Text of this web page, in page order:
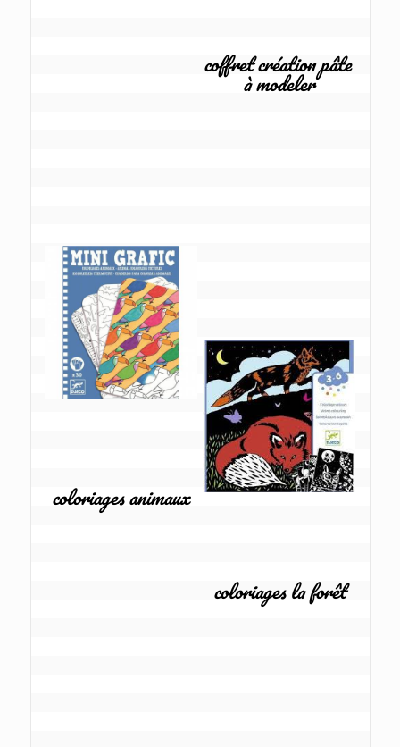
coffret création pâte
à modeler
coloriages animaux
coloriages la forêt